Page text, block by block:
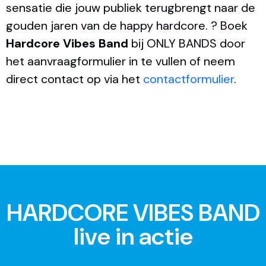
sensatie die jouw publiek terugbrengt naar de
gouden jaren van de happy hardcore. ? Boek
Hardcore Vibes Band bij ONLY BANDS door
het aanvraagformulier in te vullen of neem
direct contact op via het contactformulier.
HARDCORE VIBES BAND
live in actie